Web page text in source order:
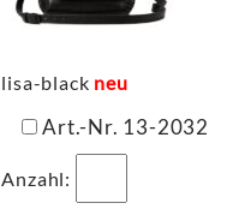
lisa-black neu
Art.-Nr. 13-2032
Anzahl: